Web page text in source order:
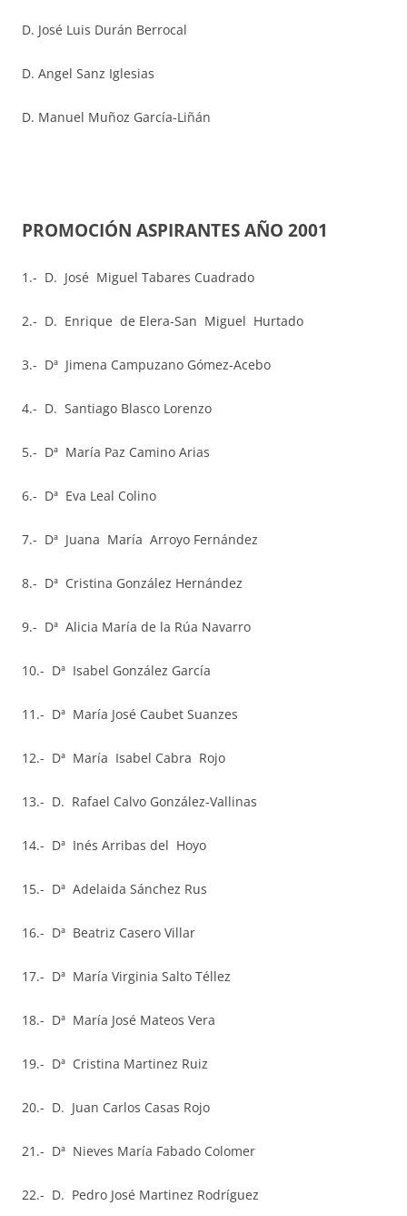
D. José Luis Durán Berrocal
D. Angel Sanz Iglesias
D. Manuel Muñoz García-Liñán
PROMOCIÓN ASPIRANTES AÑO 2001
1.- D. José Miguel Tabares Cuadrado
2.- D. Enrique de Elera-San Miguel Hurtado
3.- Dª Jimena Campuzano Gómez-Acebo
4.- D. Santiago Blasco Lorenzo
5.- Dª María Paz Camino Arias
6.- Dª Eva Leal Colino
7.- Dª Juana María Arroyo Fernández
8.- Dª Cristina González Hernández
9.- Dª Alicia María de la Rúa Navarro
10.- Dª Isabel González García
11.- Dª María José Caubet Suanzes
12.- Dª María Isabel Cabra Rojo
13.- D. Rafael Calvo González-Vallinas
14.- Dª Inés Arribas del Hoyo
15.- Dª Adelaida Sánchez Rus
16.- Dª Beatriz Casero Villar
17.- Dª María Virginia Salto Téllez
18.- Dª María José Mateos Vera
19.- Dª Cristina Martinez Ruiz
20.- D. Juan Carlos Casas Rojo
21.- Dª Nieves María Fabado Colomer
22.- D. Pedro José Martinez Rodríguez